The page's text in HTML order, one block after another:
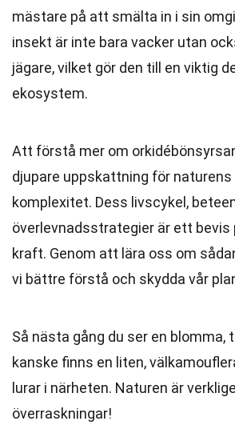
mästare på att smälta in i sin
insekt är inte bara vacker utan
jägare, vilket gör den till en viktig
ekosystem.
Att förstå mer om
djupare uppskattning för
komplexitet. Dess livscykel,
överlevnadsstrategier är ett bevis
kraft. Genom att lära oss om
vi bättre förstå och skydda vår
Så nästa gång du ser en blomma,
kanske finns en liten,
lurar i närheten. Naturen är
överraskningar!